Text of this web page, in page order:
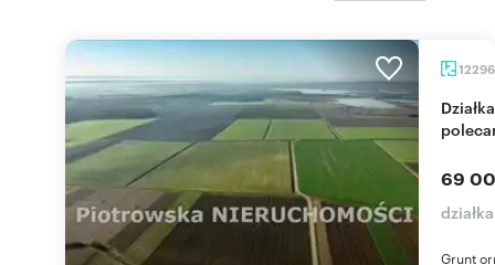
Działka rolna 1,23 ha z dojazdem asfaltowym -
69
Grunt